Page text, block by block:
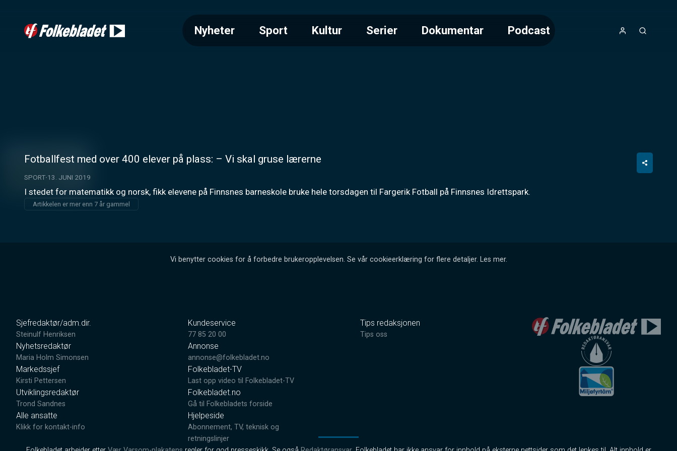
Nyheter Sport Kultur Serier Dokumentar Podcast
Fotballfest med over 400 elever på plass: – Vi skal gruse lærerne
SPORT 13. JUNI 2019
I stedet for matematikk og norsk, fikk elevene på Finnsnes barneskole bruke hele torsdagen til Fargerik Fotball på Finnsnes Idrettspark.
Artikkelen er mer enn 7 år gammel
Vi benytter cookies for å forbedre brukeropplevelsen. Se vår cookieerklæring for flere detaljer. Les mer.
Sjefredaktør/adm.dir.
Steinulf Henriksen
Nyhetsredaktør
Maria Holm Simonsen
Markedssjef
Kirsti Pettersen
Utviklingsredaktør
Trond Sandnes
Alle ansatte
Klikk for kontakt-info
Kundeservice
77 85 20 00
Annonse
annonse@folkebladet.no
Folkebladet-TV
Last opp video til Folkebladet-TV
Folkebladet.no
Gå til Folkebladets forside
Hjelpeside
Abonnement, TV, teknisk og
retningslinjer
Tips redaksjonen
Tips oss